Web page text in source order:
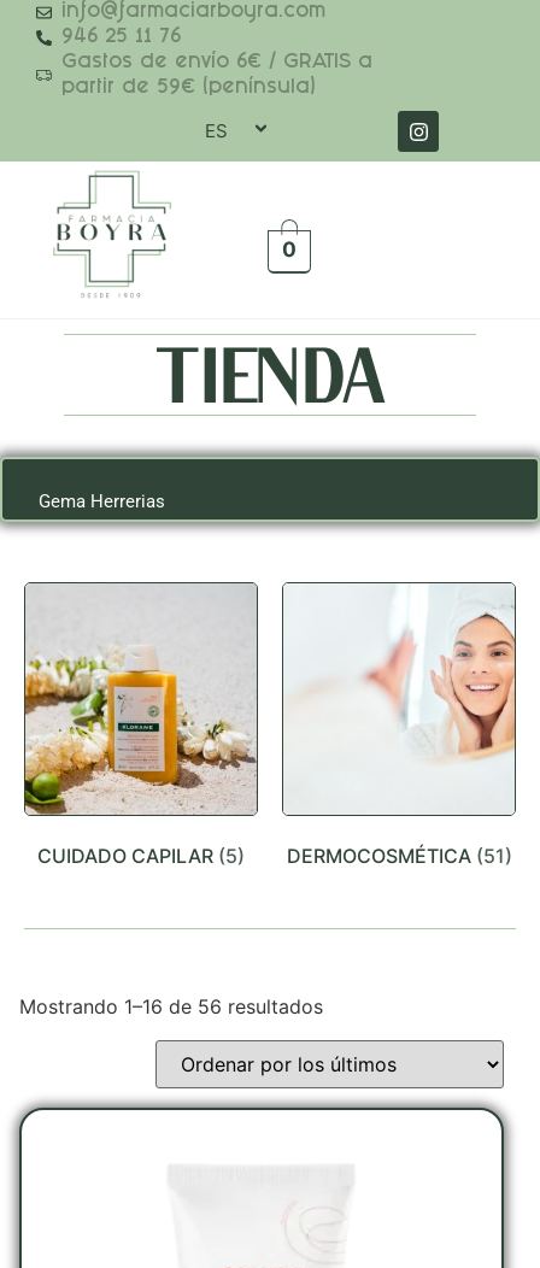
info@farmaciarboyra.com
946 25 11 76
Gastos de envío 6€ / GRATIS a
partir de 59€ (península)
ES
0
TIENDA
Gema Herrerias
CUIDADO CAPILAR (5) DERMOCOSMÉTICA (51)
Mostrando 1–16 de 56 resultados